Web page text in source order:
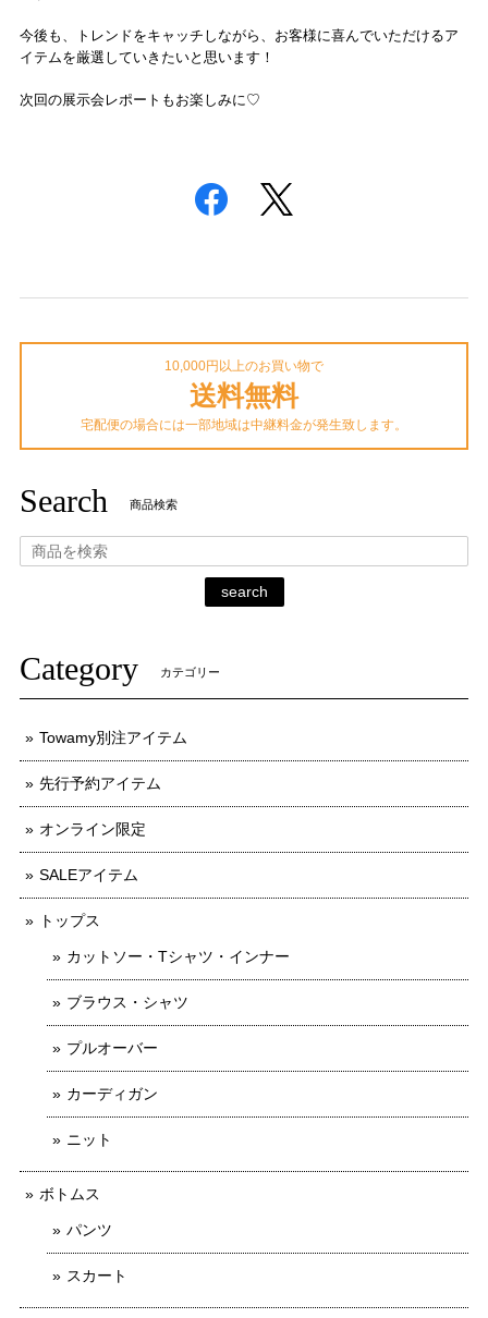
今後も、トレンドをキャッチしながら、お客様に喜んでいただけるア
イテムを厳選していきたいと思います！
次回の展示会レポートもお楽しみに♡
10,000円以上のお買い物で
送料無料
宅配便の場合には一部地域は中継料金が発生致します。
Search 商品検索
search
Category カテゴリー
Towamy別注アイテム
先行予約アイテム
オンライン限定
SALEアイテム
トップス
カットソー・Tシャツ・インナー
ブラウス・シャツ
プルオーバー
カーディガン
ニット
ボトムス
パンツ
スカート